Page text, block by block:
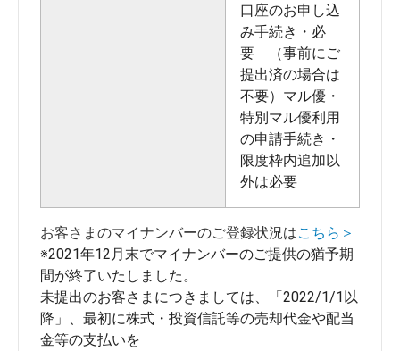
口座のお申し込
み手続き・必
要 （事前にご
提出済の場合は
不要）マル優・
特別マル優利用
の申請手続き・
限度枠内追加以
外は必要
お客さまのマイナンバーのご登録状況はこちら＞
※2021年12月末でマイナンバーのご提供の猶予期
間が終了いたしました。
未提出のお客さまにつきましては、「2022/1/1以
降」、最初に株式・投資信託等の売却代金や配当
金等の支払いを